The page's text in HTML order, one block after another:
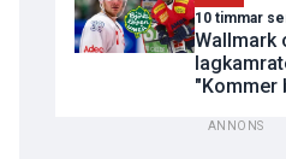
10 timmar
Wallmark
"Kommer
ANNONS